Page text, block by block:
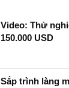
Video: Thử
150.000 USD
Sắp trình làng